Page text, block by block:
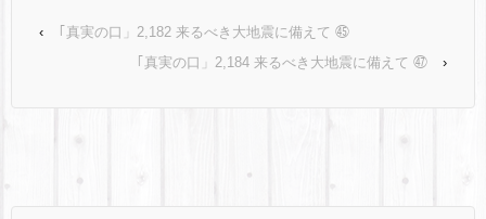
‹
｢真実の口」2,182 来るべき大地震に備えて ㊺
｢真実の口」2,184 来るべき大地震に備えて ㊼
›